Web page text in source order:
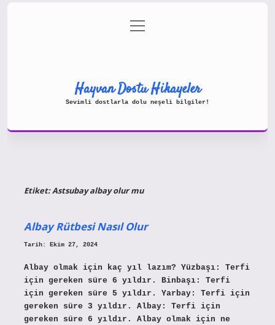
Gizlilik Politikası
menüyü
aç
Hayvan Dostu Hikayeler
Sevimli dostlarla dolu neşeli bilgiler!
Etiket:Astsubay albay olur mu
Albay Rütbesi Nasıl Olur
Tarih: Ekim 27, 2024
Albay olmak için kaç yıl lazım? Yüzbaşı: Terfi
için gereken süre 6 yıldır. Binbaşı: Terfi
için gereken süre 5 yıldır. Yarbay: Terfi için
gereken süre 3 yıldır. Albay: Terfi için
gereken süre 6 yıldır. Albay olmak için ne